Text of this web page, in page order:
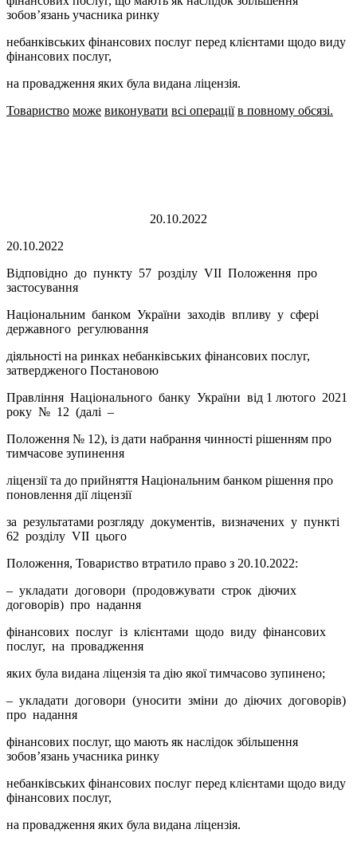
зобов’язань учасника ринку
небанківських фінансових послуг перед клієнтами щодо виду
фінансових послуг,
на провадження яких була видана ліцензія.
Товариство може виконувати всі операції в повному обсязі.
20.10.2022
20.10.2022
Відповідно до пункту 57 розділу VII Положення про
застосування
Національним банком України заходів впливу у сфері
державного регулювання
діяльності на ринках небанківських фінансових послуг,
затвердженого Постановою
Правління Національного банку України від 1 лютого 2021
року № 12 (далі –
Положення № 12), із дати набрання чинності рішенням про
тимчасове зупинення
ліцензії та до прийняття Національним банком рішення про
поновлення дії ліцензії
за результатами розгляду документів, визначених у пункті
62 розділу VII цього
Положення, Товариство втратило право з 20.10.2022:
– укладати договори (продовжувати строк діючих
договорів) про надання
фінансових послуг із клієнтами щодо виду фінансових
послуг, на провадження
яких була видана ліцензія та дію якої тимчасово зупинено;
– укладати договори (уносити зміни до діючих договорів)
про надання
фінансових послуг, що мають як наслідок збільшення
зобов’язань учасника ринку
небанківських фінансових послуг перед клієнтами щодо виду
фінансових послуг,
на провадження яких була видана ліцензія.